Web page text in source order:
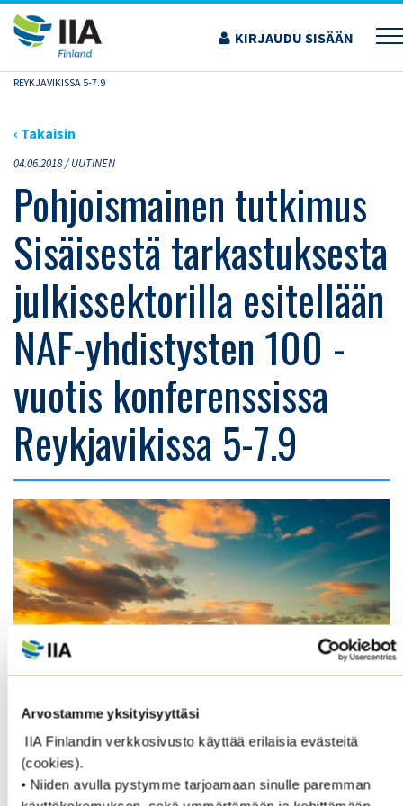
Arvostamme yksityisyyttäsi
IIA Finlandin verkkosivusto käyttää erilaisia evästeitä
(cookies).
• Niiden avulla pystymme tarjoamaan sinulle paremman
Siirry
sisältöön
KIRJAUDU SISÄÄN
›ARTIKKELIT›POHJOISMAINEN TUTKIMUS SISÄISESTÄ TARKASTUKSESTA
JULKISSEKTORILLA ESITELLÄÄN NAF-YHDISTYSTEN 100 -VUOTIS KONFERENSSISSA
REYKJAVIKISSA 5-7.9
‹ Takaisin
04.06.2018 /UUTINEN
Pohjoismainen tutkimus
Sisäisestä tarkastuksesta
julkissektorilla esitellään
NAF-yhdistysten 100 -
vuotis konferenssissa
Reykjavikissa 5-7.9
Suomen NAF yhdistys (Pohjoismaiden hallinnollinen liitto,
Nordiska administrativa förbundet, NAF
) on päättänyt,